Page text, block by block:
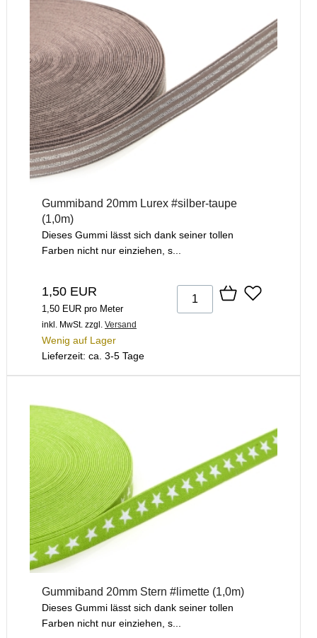
Gummiband 20mm Lurex #silber-taupe
(1,0m)
Dieses Gummi lässt sich dank seiner tollen
Farben nicht nur einziehen, s...
1,50 EUR
1,50 EUR pro Meter
inkl. MwSt. zzgl. Versand
Wenig auf Lager
Lieferzeit: ca. 3-5 Tage
Gummiband 20mm Stern #limette (1,0m)
Dieses Gummi lässt sich dank seiner tollen
Farben nicht nur einziehen, s...